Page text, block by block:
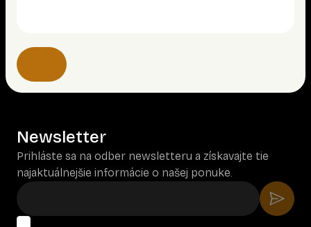
Newsletter
Prihláste sa na odber newsletteru a získavajte tie
najaktuálnejšie informácie o našej ponuke.